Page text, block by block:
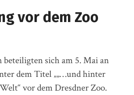
vor dem Zoo
beteiligten sich am 5. Mai an
dem Titel „„…und hinter
vor dem Dresdner Zoo.